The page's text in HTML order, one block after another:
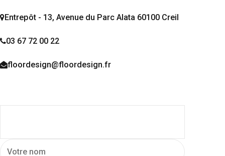
Entrepôt - 13, Avenue du Parc Alata 60100 Creil
03 67 72 00 22
floordesign@floordesign.fr